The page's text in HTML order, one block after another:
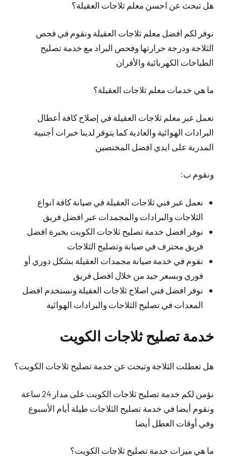
هل تبحث عن احسن معلم ثلاجات العقيلة؟
نوفر لكم افضل معلم ثلاجات العقيلة ونقوم في فحص
الثلاجة ودرجة حرارتها وفحص البراد مع خدمة تصليح
الطباخات الكهربائية والأفران
ما هي خدمات معلم ثلاجات العقيلة؟
نعمل عبر معلم ثلاجات العقيلة في إصلاح كافة أعطال
البرادات الهوائية والعادية كما يتوفر لدينا خبرات أجنبية
المدربة على ايدي افضل المختصين
ونقوم ب:
نعمل عبر فني ثلاجات العقيلة في صيانة كافة انواع
الثلاجات والبرادات والمجمدات عبر افضل فريق
نوفر افضل خدمة تصليح ثلاجات الكويت بخبرة افضل
فريق محترف في صيانة وتصليح الثلاجات
نقوم في خدمة صيانة مجمدات العقيلة بشكل دوري أو
فوري وبسعر جيد من خلال افضل فريق
نوفر افضل فني اصلاح ثلاجات العقيلة ونستخدم افضل
المعدات في تصليح الثلاجات والبرادات الهوائية
خدمة تصليح ثلاجات الكويت
هل تعطلت الثلاجة وتبحث عن خدمة تصليح ثلاجات الكويت؟
نؤمن لكم خدمة تصليح ثلاجات الكويت على مدار 24 ساعة
ونقوم أيضا في خدمة تصليح الثلاجات طيلة أيام الأسبوع
وفي أوقات العطل أيضا
ما هي ميزات خدمة تصليح ثلاجات الكويت؟